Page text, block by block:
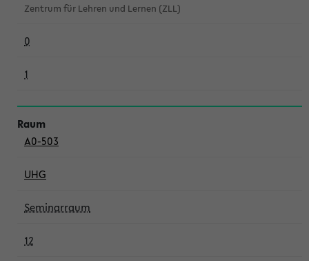
Zentrum für Lehren und Lernen (ZLL)
0
1
A0-503
UHG
Seminarraum
12